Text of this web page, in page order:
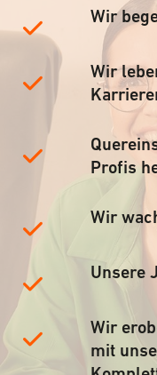
Wir
Wir
Profis
Wir
Unsere
Wir
mit